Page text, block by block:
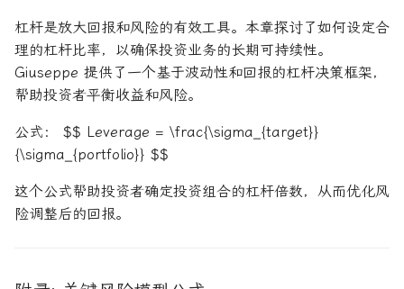
杠杆是放大回报和风险的有效工具。本章探讨了如何设定合
理的杠杆比率，以确保投资业务的长期可持续性。
Giuseppe 提供了一个基于波动性和回报的杠杆决策框架，
帮助投资者平衡收益和风险。
公式： $$ Leverage = \frac{\sigma_{target}}
{\sigma_{portfolio}} $$
这个公式帮助投资者确定投资组合的杠杆倍数，从而优化风
险调整后的回报。